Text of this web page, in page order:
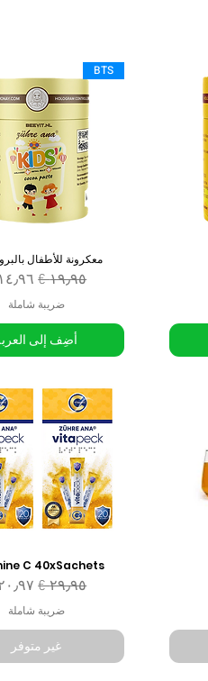
BTS
معكرونة للأطفال
سعر عادي‏١٩٫٩٥ € سعر
ضريبة شاملة
أضِف إلى
C 40xSachets
سعر عادي‏٢٩٫٩٥ € سعر
ضريبة شاملة
غير متوفر